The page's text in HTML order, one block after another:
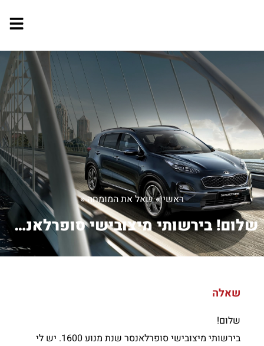
ראשי»שאל את המומחה»
שלום! בירשותי מיצובישי סופרלאנסר שנת...
שאלה
שלום!
בירשותי מיצובישי סופרלאנסר שנת מנוע 1600. יש לי